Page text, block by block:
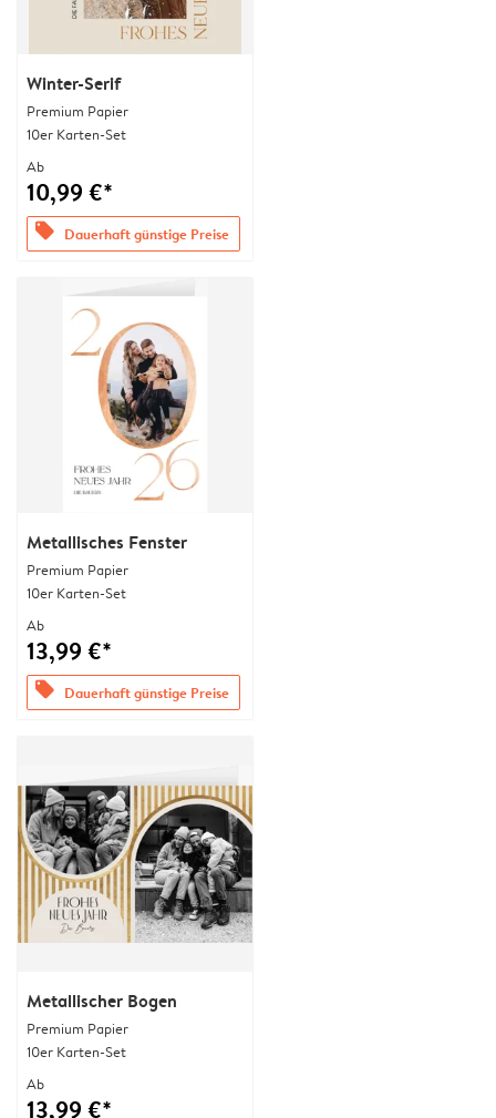
Winter-Serif
Premium Papier
10er Karten-Set
Ab
10,99 €*
offers Dauerhaft günstige Preise
Metallisches Fenster
Premium Papier
10er Karten-Set
Ab
13,99 €*
offers Dauerhaft günstige Preise
Metallischer Bogen
Premium Papier
10er Karten-Set
Ab
13,99 €*